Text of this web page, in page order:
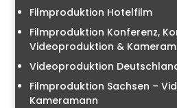
Filmproduktion Hotelfilm
Filmproduktion Konferenz,
Videoproduktion &
Videoproduktion
Filmproduktion Sachsen –
Kameramann